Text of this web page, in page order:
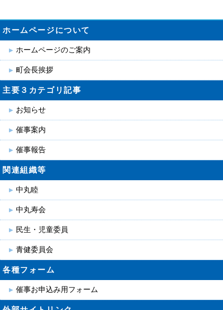
ホームページについて
ホームページのご案内
町会長挨拶
主要３カテゴリ記事
お知らせ
催事案内
催事報告
関連組織等
中丸睦
中丸寿会
民生・児童委員
青健委員会
各種フォーム
催事お申込み用フォーム